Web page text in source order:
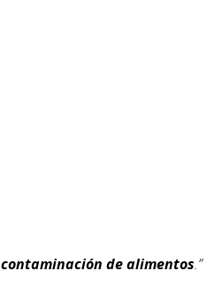
contaminación de alimentos.”